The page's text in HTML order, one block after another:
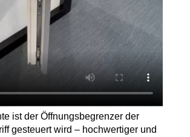
ist der Öffnungsbegrenzer der
gesteuert wird – hochwertiger und